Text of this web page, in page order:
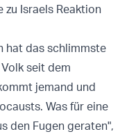
zu Israels Reaktion
hat das schlimmste
seit dem
jemand und
Was für eine
den Fugen geraten",